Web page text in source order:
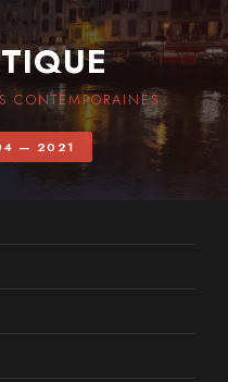
CONTEMPORAINES
— 2021